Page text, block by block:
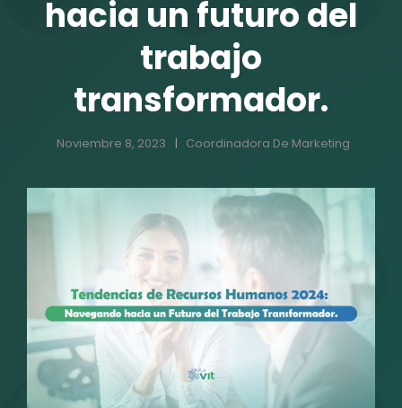
hacia un futuro del
trabajo
transformador.
Noviembre 8, 2023 Coordinadora De Marketing